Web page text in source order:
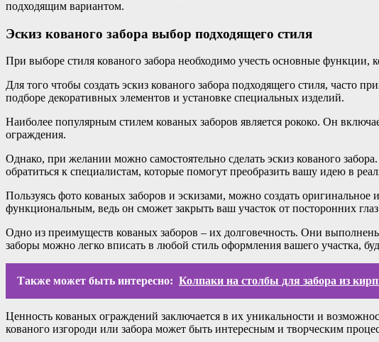
подходящим вариантом.
Эскиз кованого забора выбор подходящего стиля
При выборе стиля кованого забора необходимо учесть основные
Для того чтобы создать эскиз кованого забора подходящего стиля,
подборе декоративных элементов и установке специальных изделий.
Наиболее популярным стилем кованых заборов является рококо. Он
ограждения.
Однако, при желании можно самостоятельно сделать эскиз кованого
обратиться к специалистам, которые помогут преобразить вашу идею в
Пользуясь фото кованых заборов и эскизами, можно создать
функциональным, ведь он сможет закрыть ваш участок от посторонних
Одно из преимуществ кованых заборов – их долговечность. Они
заборы можно легко вписать в любой стиль оформления вашего участка,
Также может быть интересно: Колпаки на столбы для забора из
Ценность кованых ограждений заключается в их уникальности и
кованого изгороди или забора может быть интересным и творческим